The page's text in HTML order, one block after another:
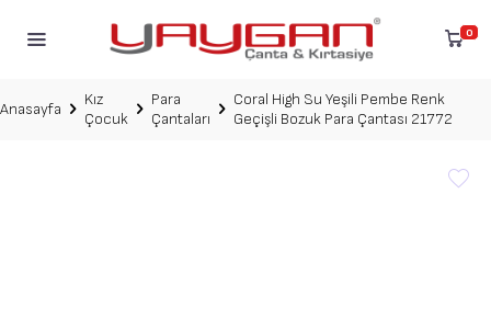
0
Anasayfa
Kız
Çocuk
Para
Çantaları
Coral High Su Yeşili Pembe Renk
Geçişli Bozuk Para Çantası 21772